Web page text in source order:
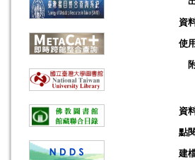
資
使
資
點
建